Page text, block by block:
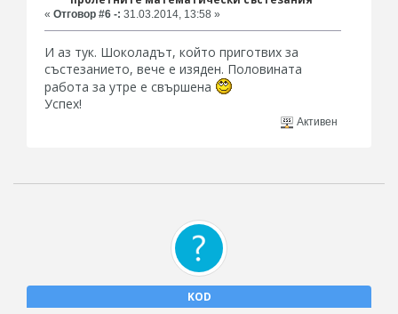
« Отговор #6 -: 31.03.2014, 13:58 »
И аз тук. Шоколадът, който приготвих за
състезанието, вече е изяден. Половината
работа за утре е свършена
Успех!
Активен
KOD